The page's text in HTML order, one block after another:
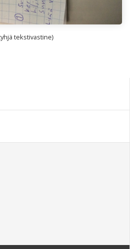
tekstivastine)